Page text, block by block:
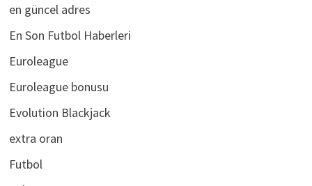
en güncel adres
En Son Futbol Haberleri
Euroleague
Euroleague bonusu
Evolution Blackjack
extra oran
Futbol